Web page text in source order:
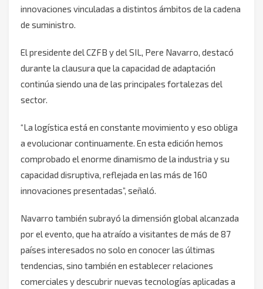
innovaciones vinculadas a distintos ámbitos de la cadena
de suministro.
El presidente del CZFB y del SIL, Pere Navarro, destacó
durante la clausura que la capacidad de adaptación
continúa siendo una de las principales fortalezas del
sector.
“La logística está en constante movimiento y eso obliga
a evolucionar continuamente. En esta edición hemos
comprobado el enorme dinamismo de la industria y su
capacidad disruptiva, reflejada en las más de 160
innovaciones presentadas”, señaló.
Navarro también subrayó la dimensión global alcanzada
por el evento, que ha atraído a visitantes de más de 87
países interesados no solo en conocer las últimas
tendencias, sino también en establecer relaciones
comerciales y descubrir nuevas tecnologías aplicadas a